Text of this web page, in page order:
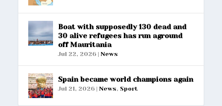
Boat with supposedly 130 dead and
30 alive refugees has run aground
off Mauritania
Jul 22, 2026 |News
Spain became world champions again
Jul 21, 2026 |News, Sport